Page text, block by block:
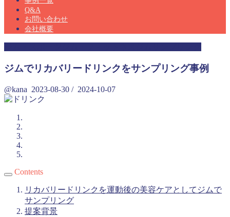
Q&A
お問い合わせ
会社概要
ジムでリカバリードリンクをサンプリング事例
@kana 2023-08-30 / 2024-10-07
Contents
リカバリードリンクを運動後の美容ケアとしてジムで
サンプリング
提案背景